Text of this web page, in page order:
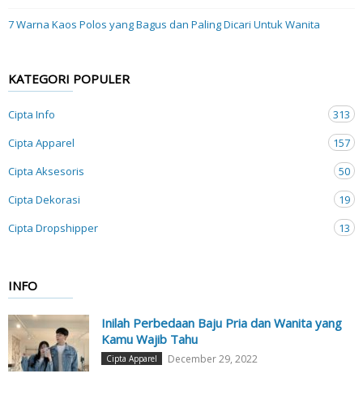
7 Warna Kaos Polos yang Bagus dan Paling Dicari Untuk Wanita
KATEGORI POPULER
Cipta Info
313
Cipta Apparel
157
Cipta Aksesoris
50
Cipta Dekorasi
19
Cipta Dropshipper
13
INFO
Inilah Perbedaan Baju Pria dan Wanita yang
Kamu Wajib Tahu
Cipta Apparel December 29, 2022